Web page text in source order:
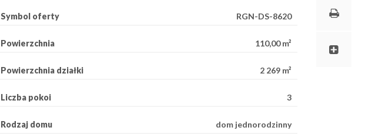
Symbol oferty RGN-DS-8620
Powierzchnia 110,00 m²
Powierzchnia działki 2 269 m²
Liczba pokoi 3
Rodzaj domu dom jednorodzinny